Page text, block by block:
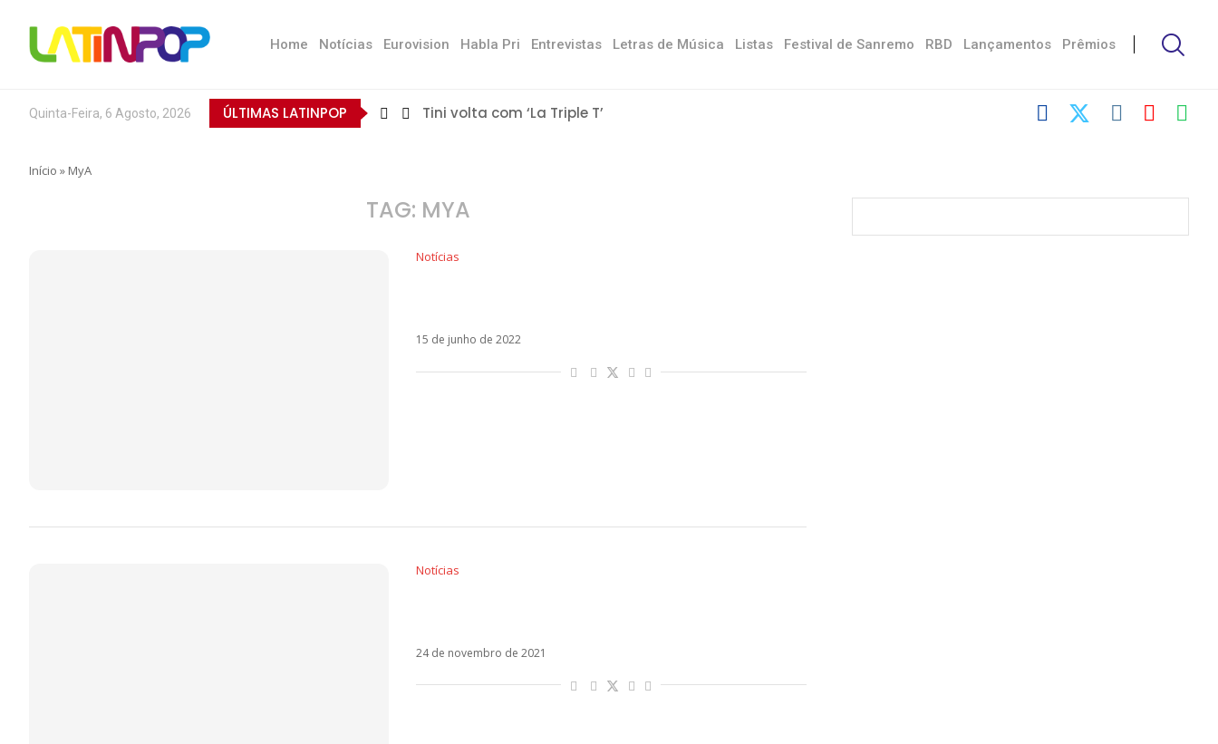
Home Notícias Eurovision Habla Pri Entrevistas Letras de Música Listas Festival de Sanremo RBD Lançamentos Prêmios
Quinta-Feira, 6 Agosto, 2026 ÚLTIMAS LATINPOP Tini volta com ‘La Triple T’
Início » MyA
TAG: MYA
Notícias
15 de junho de 2022
Notícias
24 de novembro de 2021